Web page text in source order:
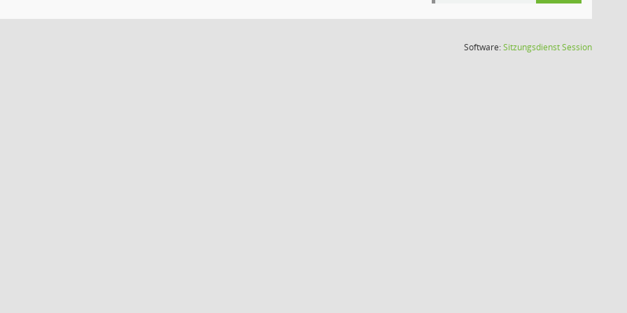
Software:SitzungsdienstSession(Wird in